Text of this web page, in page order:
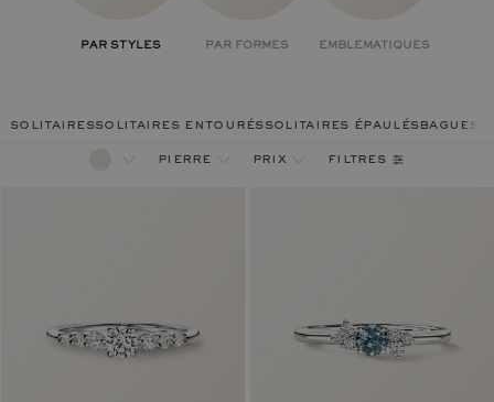
PAR STYLES PAR FORMES EMBLEMATIQUES
solitairessolitaires entouréssolitaires épaulésbagues
pierre prix filtres